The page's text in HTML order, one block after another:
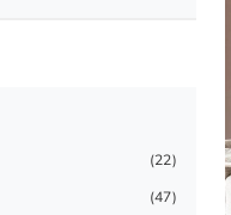
22
47